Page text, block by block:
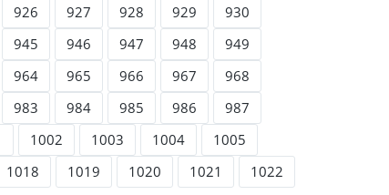
926 927 928 929
930
945 946 947 948
949
964 965 966 967
968
983 984 985 986
987
1002 1003 1004
1005
1018 1019 1020 1021
1022